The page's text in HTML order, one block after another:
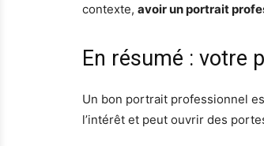
contexte, avoir un portrait
En résumé : votre
Un bon portrait professionnel
l’intérêt et peut ouvrir des